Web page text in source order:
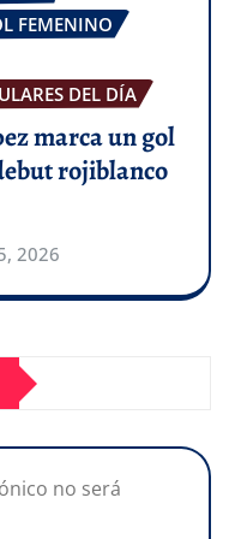
FEMENINO
DEL DÍA
marca un gol
rojiblanco
2026
no será